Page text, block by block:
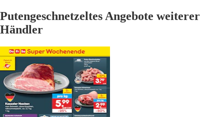
Putengeschnetzeltes Angebote weiterer
Händler